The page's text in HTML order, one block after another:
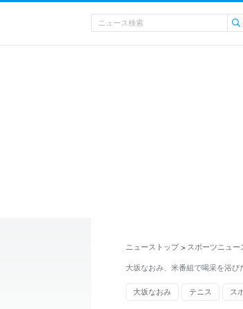
ニューストップ > スポーツニュー
大坂なおみ、米番組で喝采を浴
大坂なおみ テニス ス